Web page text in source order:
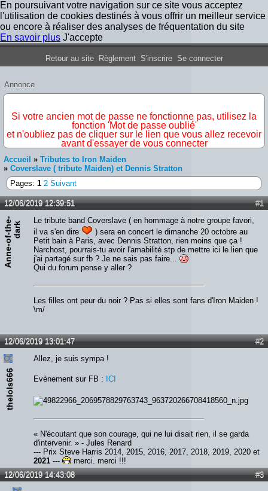
En poursuivant votre navigation sur ce site vous acceptez
l'utilisation de cookies destinés à vous offrir un meilleur service
ou encore à réaliser des analyses de fréquentation du site
En savoir plus J'accepte
Forum Iron Maiden France
Retour au site Règlement S'inscrire Se connecter
Annonce
Si votre ancien mot de passe ne fonctionne pas, utilisez la
fonction 'Mot de passe oublié'
et n'oubliez pas de cliquer sur le lien que vous allez recevoir
avant d'essayer de vous connecter
Accueil » Tributes to Iron Maiden
» Coverslave ( tribute Maiden) et Dennis Stratton
Pages: 1 2 Suivant
#1
12/06/2019 12:39:51
A
n
n
e
-
o
f
-
t
h
e
-
d
a
rk
Le tribute band Coverslave ( en hommage à notre groupe favori,
il va s'en dire
) sera en concert le dimanche 20 octobre au
Petit bain à Paris, avec Dennis Stratton, rien moins que ça !
Narchost, pourrais-tu avoir l'amabilité stp de mettre ici le lien que
j'ai partagé sur fb ? Je ne sais pas faire...
Qui du forum pense y aller ?
Les filles ont peur du noir ? Pas si elles sont fans d'Iron Maiden !
\m/
#2
12/06/2019 13:01:47
thelols666
Allez, je suis sympa !
Evènement sur FB : ICI
« N'écoutant que son courage, qui ne lui disait rien, il se garda
d'intervenir. » - Jules Renard
--- Prix Steve Harris 2014, 2015, 2016, 2017, 2018, 2019, 2020 et
2021 ---
merci, merci !!!
#3
12/06/2019 14:43:08